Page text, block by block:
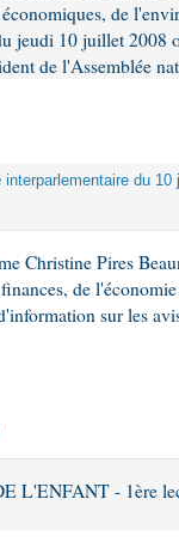
de
jeudi 10 juillet 2008
de l'Assemblée
du
Christine Pires
de
sur les
L'ENFANT - 1ère